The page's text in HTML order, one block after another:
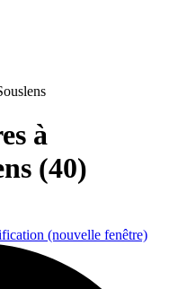
à
(40)
(nouvelle fenêtre)